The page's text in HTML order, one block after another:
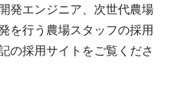
発エンジニア、次世代農場
を行う農場スタッフの採用
の採用サイトをご覧くださ